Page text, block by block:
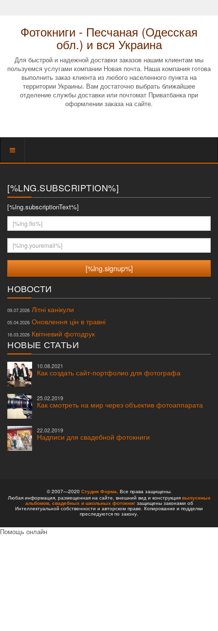
Фотокниги - Песчаная (Одесская
обл.) и вся Украина
Для быстрой и надежной доставки заказов нашим клиентам мы
пользуемся услугами компании Новая почта. Наша компания готова
выполнить заказ клиента из любого населенного пункта на
территории Украины. Вам достаточно выбрать ближайшее
отделение службы доставки или почтомат Приватбанка при
оформлении заказа на сайте.
Показать
[%LNG.SUBSCRIPTION%]
[%lng.subscriptionText%]
[%lng.fio%]
[%lng.youremail%]
НОВОСТИ
09.07.2026 Літні канікули
05.04.2026 Оновлення цін в травні
16.03.2026 Квітневий фотодрук
НОВЫЕ СТАТЬИ
10.08.2021
Как создать сайт-портфолио для фотографа
25.02.2019
Как смотреть на мир через объектив фотоаппарата
22.02.2019
Надписи для свадебной фотокниги
© 2007—2020 Студия Форма . Все права защищены.
Любая информация, размещенная на сайте, внешний вид и конструкция выпускных
альбомов, свадебных и школьных фотокнигзащищены законами об
Интеллектуальной собственности и авторском праве. Копирование и подделки
преследуются по закону.
Помощь онлайн